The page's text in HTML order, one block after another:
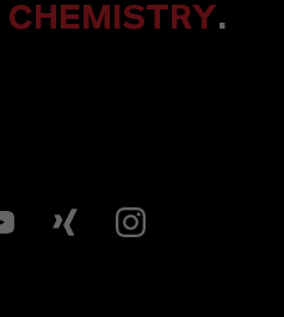
CHEMISTRY.